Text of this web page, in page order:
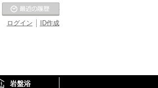
ID作成
ログイン
お気に入りの温泉
岩盤浴